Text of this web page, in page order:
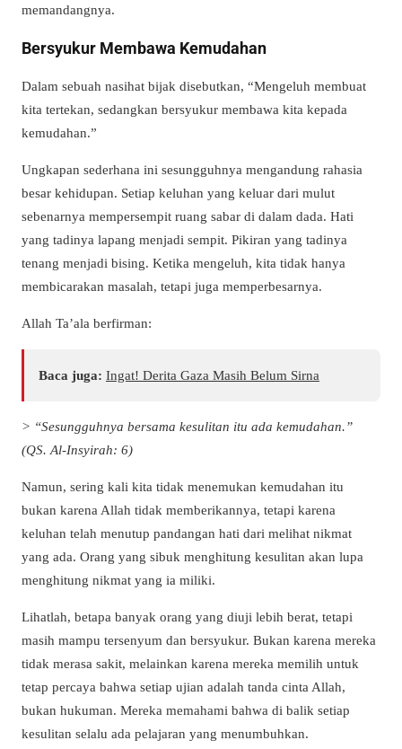
memandangnya.
Bersyukur Membawa Kemudahan
Dalam sebuah nasihat bijak disebutkan, “Mengeluh membuat
kita tertekan, sedangkan bersyukur membawa kita kepada
kemudahan.”
Ungkapan sederhana ini sesungguhnya mengandung rahasia
besar kehidupan. Setiap keluhan yang keluar dari mulut
sebenarnya mempersempit ruang sabar di dalam dada. Hati
yang tadinya lapang menjadi sempit. Pikiran yang tadinya
tenang menjadi bising. Ketika mengeluh, kita tidak hanya
membicarakan masalah, tetapi juga memperbesarnya.
Allah Ta’ala berfirman:
Baca juga: Ingat! Derita Gaza Masih Belum Sirna
> “Sesungguhnya bersama kesulitan itu ada kemudahan.”
(QS. Al-Insyirah: 6)
Namun, sering kali kita tidak menemukan kemudahan itu
bukan karena Allah tidak memberikannya, tetapi karena
keluhan telah menutup pandangan hati dari melihat nikmat
yang ada. Orang yang sibuk menghitung kesulitan akan lupa
menghitung nikmat yang ia miliki.
Lihatlah, betapa banyak orang yang diuji lebih berat, tetapi
masih mampu tersenyum dan bersyukur. Bukan karena mereka
tidak merasa sakit, melainkan karena mereka memilih untuk
tetap percaya bahwa setiap ujian adalah tanda cinta Allah,
bukan hukuman. Mereka memahami bahwa di balik setiap
kesulitan selalu ada pelajaran yang menumbuhkan.